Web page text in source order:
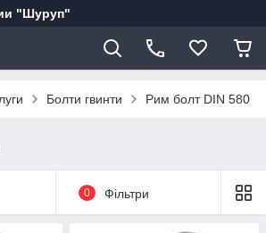
"Шуруп"
Болти гвинти Рим болт DIN 580
0 Фільтри